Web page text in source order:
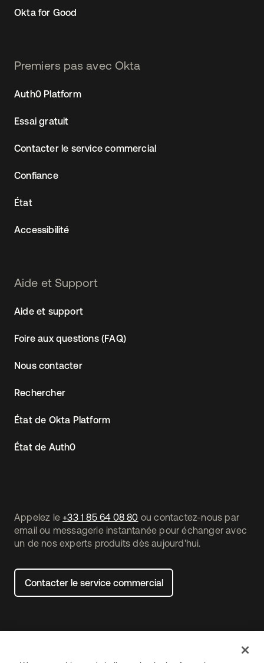
Appelez le +33 1 85 64 08 80 ou contactez-nous par
email ou messagerie instantanée pour échanger avec
un de nos experts produits dès aujourd'hui.
Contacter le service commercial
Okta for Good
Premiers pas avec Okta
Auth0 Platform
Essai gratuit
Contacter le service commercial
Confiance
État
Accessibilité
Aide et Support
Aide et support
Foire aux questions (FAQ)
Nous contacter
Rechercher
État de Okta Platform
État de Auth0